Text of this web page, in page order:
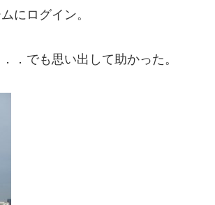
にログイン。
．でも思い出して助かった。